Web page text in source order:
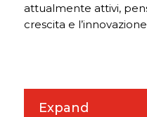
attualmente attivi,
crescita e
Expand